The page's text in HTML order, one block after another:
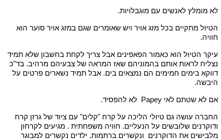
לא מומלץ לאנשים עם מוגבלויות.
הטיול מתקיים בכל מזג אויר ויש שאומרים שגם במזג אויר סוער הוא
חוויה.
עיקר הטיול הוא כאמור הפאפינים אבל צריך לקחת בחשבון שלא תמיד
נצליח לראות אותם בהמוניהם שאז המראה של צבעיהם מרהיב. בד"כ
דווקא בימים חמימים הם נמצאים בים. אבל תמיד נשארים פרטים על
היבשה.
אם לא שטתם לאי Papey לא להפסיד.
החברה עושה גם טיולי הליכה על קרח "קלים" עם ציוד של גרזן קרח
ודוקרנים שלובשים על הנעליים. חוויה משפחתית . מגיעים לקרחון
מלבישים את הדוקרנים ונקשרים ברתמות. ילדים נקשרים למבוגר